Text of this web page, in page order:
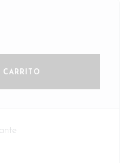
COMPRADO?
CARRITO